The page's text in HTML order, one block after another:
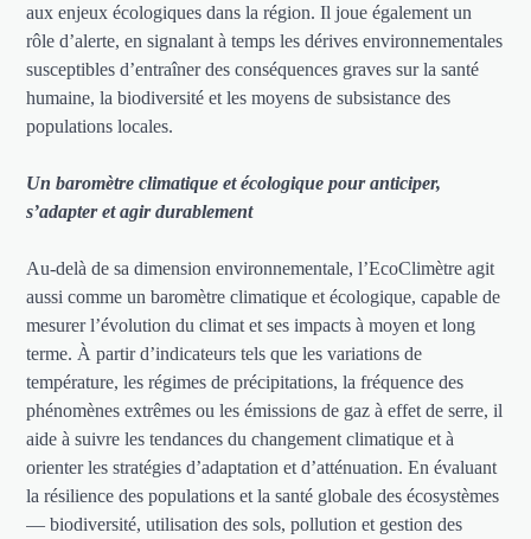
aux enjeux écologiques dans la région. Il joue également un
rôle d’alerte, en signalant à temps les dérives environnementales
susceptibles d’entraîner des conséquences graves sur la santé
humaine, la biodiversité et les moyens de subsistance des
populations locales.
Un baromètre climatique et écologique pour anticiper,
s’adapter et agir durablement
Au-delà de sa dimension environnementale, l’EcoClimètre agit
aussi comme un baromètre climatique et écologique, capable de
mesurer l’évolution du climat et ses impacts à moyen et long
terme. À partir d’indicateurs tels que les variations de
température, les régimes de précipitations, la fréquence des
phénomènes extrêmes ou les émissions de gaz à effet de serre, il
aide à suivre les tendances du changement climatique et à
orienter les stratégies d’adaptation et d’atténuation. En évaluant
la résilience des populations et la santé globale des écosystèmes
— biodiversité, utilisation des sols, pollution et gestion des